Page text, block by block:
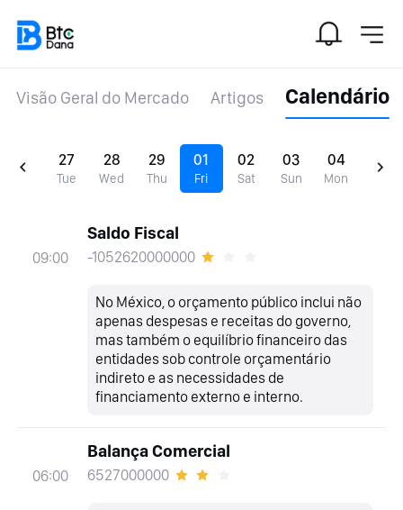
Visão Geral do Mercado Artigos Calendário
27
Tue
28
Wed
29
Thu
01
Fri
02
Sat
03
Sun
04
Mon
09:00
Saldo Fiscal
-1052620000000
No México, o orçamento público inclui não
apenas despesas e receitas do governo,
mas também o equilíbrio financeiro das
entidades sob controle orçamentário
indireto e as necessidades de
financiamento externo e interno.
06:00
Balança Comercial
6527000000